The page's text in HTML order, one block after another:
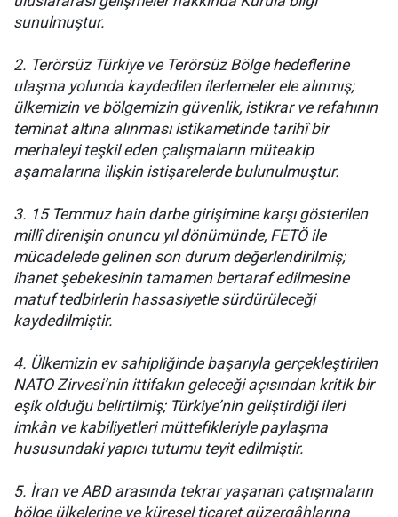
sunulmuştur.
2. Terörsüz Türkiye ve Terörsüz Bölge hedeflerine
ulaşma yolunda kaydedilen ilerlemeler ele alınmış;
ülkemizin ve bölgemizin güvenlik, istikrar ve refahının
teminat altına alınması istikametinde tarihî bir
merhaleyi teşkil eden çalışmaların müteakip
aşamalarına ilişkin istişarelerde bulunulmuştur.
3. 15 Temmuz hain darbe girişimine karşı gösterilen
millî direnişin onuncu yıl dönümünde, FETÖ ile
mücadelede gelinen son durum değerlendirilmiş;
ihanet şebekesinin tamamen bertaraf edilmesine
matuf tedbirlerin hassasiyetle sürdürüleceği
kaydedilmiştir.
4. Ülkemizin ev sahipliğinde başarıyla gerçekleştirilen
NATO Zirvesi’nin ittifakın geleceği açısından kritik bir
eşik olduğu belirtilmiş; Türkiye’nin geliştirdiği ileri
imkân ve kabiliyetleri müttefikleriyle paylaşma
hususundaki yapıcı tutumu teyit edilmiştir.
5. İran ve ABD arasında tekrar yaşanan çatışmaların
bölge ülkelerine ve küresel ticaret güzergâhlarına